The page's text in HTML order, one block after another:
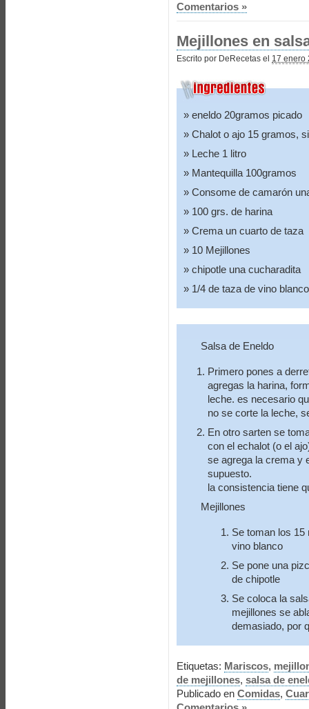
Comentarios »
Mejillones en
Escrito por DeRecetas el 17 enero
eneldo 20gramos picado
Chalot o ajo 15 gramos,
Leche 1 litro
Mantequilla 100gramos
Consome de camarón
100 grs. de harina
Crema un cuarto de taza
10 Mejillones
chipotle una cucharadita
1/4 de taza de vino blanco
Salsa de Eneldo
Primero pones a
agregas la harina,
leche. es necesario
no se corte la leche,
En otro sarten se
con el echalot (o el
se agrega la crema y
supuesto.
la consistencia tiene
Mejillones
Se toman los 15
vino blanco
Se pone una
de chipotle
Se coloca la
mejillones se
demasiado, por
Etiquetas: Mariscos,
de mejillones, salsa de
Publicado en Comidas,